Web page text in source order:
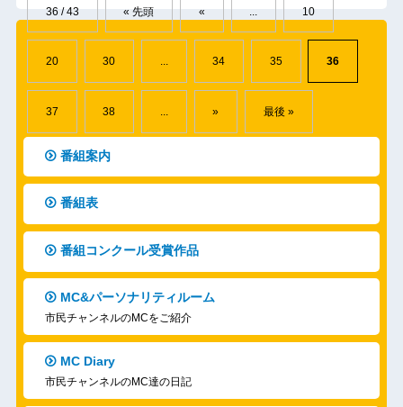
36 / 43 « 先頭 « 10
20 30 ... 34 35 36
37 38 ... » 最後 »
番組案内
番組表
番組コンクール受賞作品
MC&パーソナリティルーム
市民チャンネルのMCをご紹介
MC Diary
市民チャンネルのMC達の日記